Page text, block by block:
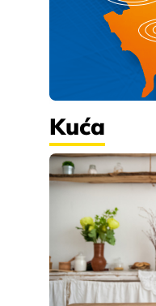
Kuća